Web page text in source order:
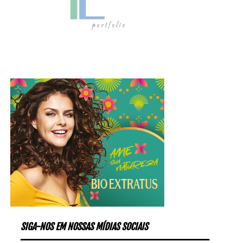
SIGA-NOS EM NOSSAS MÍDIAS SOCIAIS